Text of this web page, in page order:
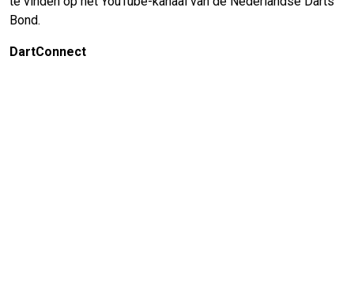
Bond.
DartConnect